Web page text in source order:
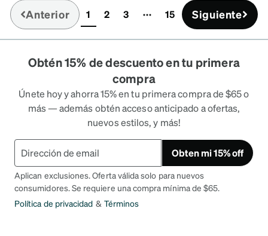
Anterior 1(current)
2 3 15 Siguiente
Obtén 15% de descuento en tu primera
compra
Únete hoy y ahorra 15% en tu primera compra de $65 o
más — además obtén acceso anticipado a ofertas,
nuevos estilos, y más!
Obten mi 15% off
Aplican exclusiones. Oferta válida solo para nuevos
consumidores. Se requiere una compra mínima de $65.
Política de privacidad & Términos